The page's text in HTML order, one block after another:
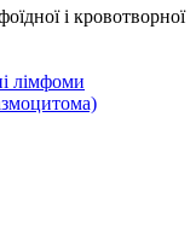
і кровотворної
лімфоми